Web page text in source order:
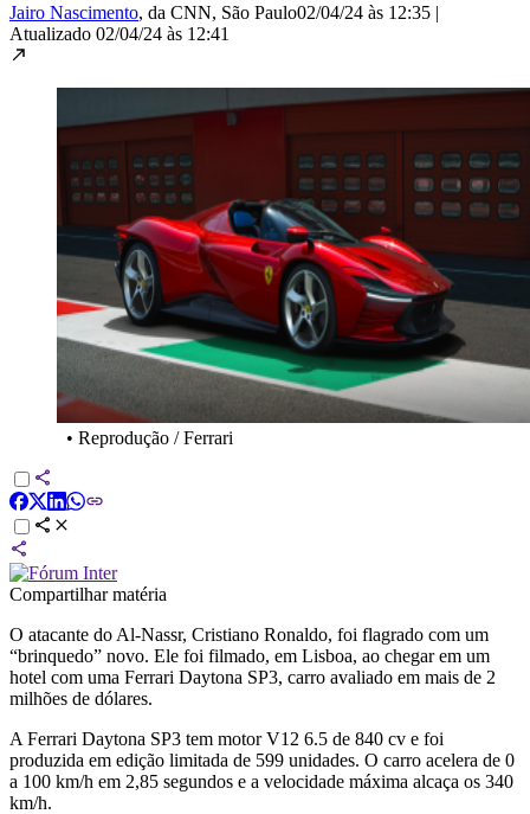
Jairo Nascimento, da CNN, São Paulo02/04/24 às 12:35 |
Atualizado 02/04/24 às 12:41
• Reprodução / Ferrari
Compartilhar matéria
O atacante do Al-Nassr, Cristiano Ronaldo, foi flagrado com um
“brinquedo” novo. Ele foi filmado, em Lisboa, ao chegar em um
hotel com uma Ferrari Daytona SP3, carro avaliado em mais de 2
milhões de dólares.
A Ferrari Daytona SP3 tem motor V12 6.5 de 840 cv e foi
produzida em edição limitada de 599 unidades. O carro acelera de 0
a 100 km/h em 2,85 segundos e a velocidade máxima alcaça os 340
km/h.